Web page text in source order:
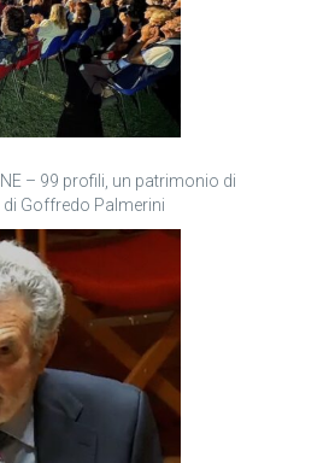
– 99 profili, un patrimonio di
Goffredo Palmerini